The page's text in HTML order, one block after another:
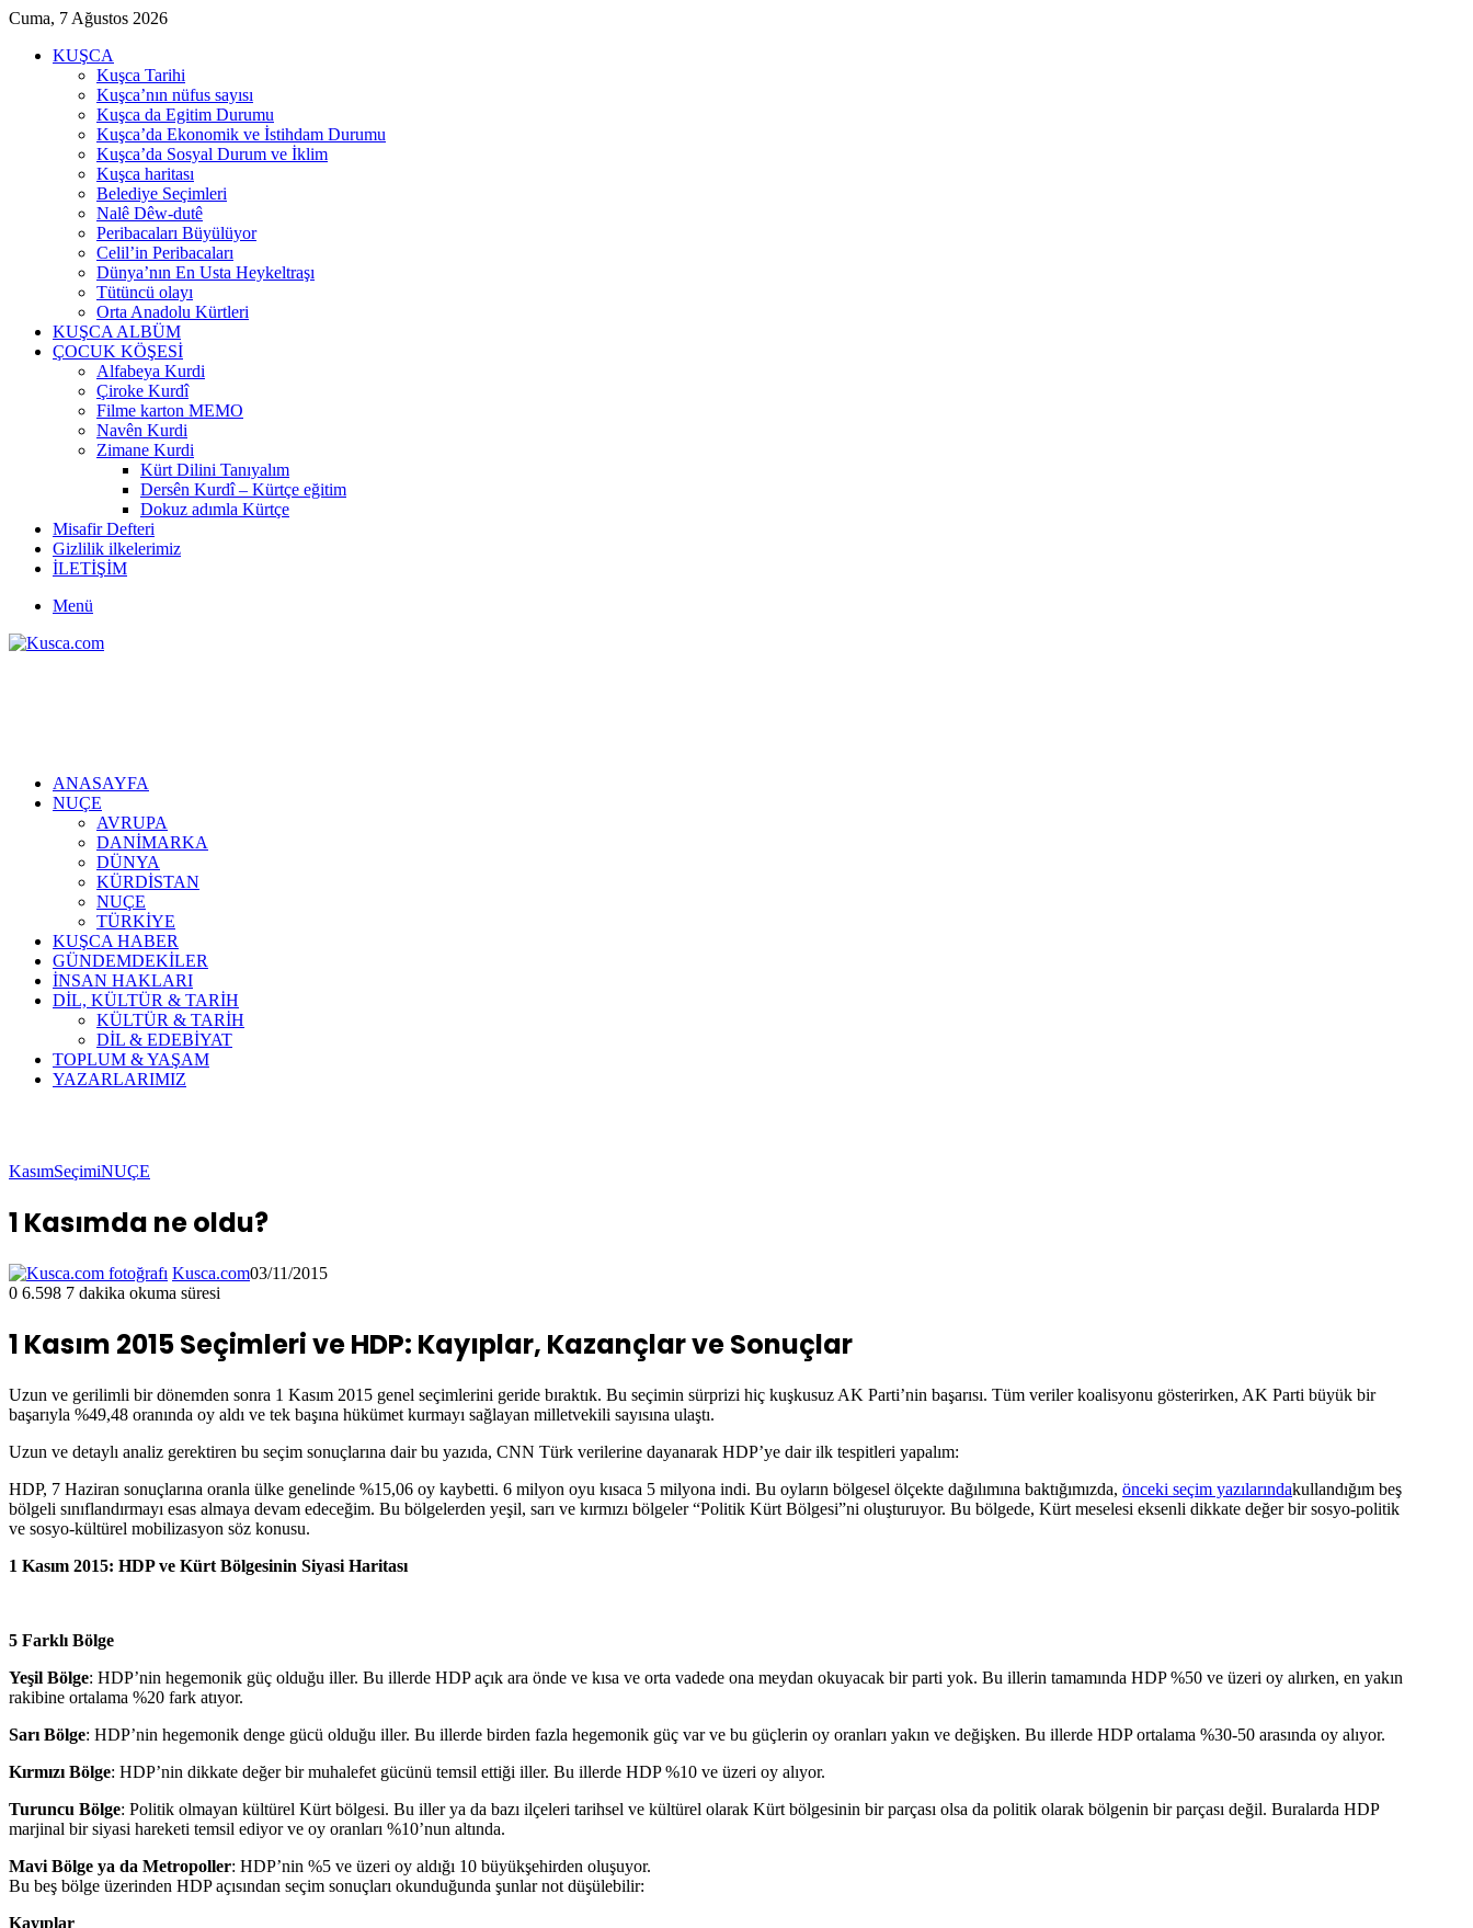
Cuma, 7 Ağustos 2026
KUŞCA
Kuşca Tarihi
Kuşca’nın nüfus sayısı
Kuşca da Egitim Durumu
Kuşca’da Ekonomik ve İstihdam Durumu
Kuşca’da Sosyal Durum ve İklim
Kuşca haritası
Belediye Seçimleri
Nalê Dêw-dutê
Peribacaları Büyülüyor
Celil’in Peribacaları
Dünya’nın En Usta Heykeltraşı
Tütüncü olayı
Orta Anadolu Kürtleri
KUŞCA ALBÜM
ÇOCUK KÖŞESİ
Alfabeya Kurdi
Çiroke Kurdî
Filme karton MEMO
Navên Kurdi
Zimane Kurdi
Kürt Dilini Tanıyalım
Dersên Kurdî – Kürtçe eğitim
Dokuz adımla Kürtçe
Misafir Defteri
Gizlilik ilkelerimiz
İLETİŞİM
Menü
ANASAYFA
NUÇE
AVRUPA
DANİMARKA
DÜNYA
KÜRDİSTAN
NUÇE
TÜRKİYE
KUŞCA HABER
GÜNDEMDEKİLER
İNSAN HAKLARI
DİL, KÜLTÜR & TARİH
KÜLTÜR & TARİH
DİL & EDEBİYAT
TOPLUM & YAŞAM
YAZARLARIMIZ
KasımSeçimiNUÇE
1 Kasımda ne oldu?
Kusca.com03/11/2015
0 6.598 7 dakika okuma süresi
1 Kasım 2015 Seçimleri ve HDP: Kayıplar, Kazançlar ve Sonuçlar
Uzun ve gerilimli bir dönemden sonra 1 Kasım 2015 genel seçimlerini geride bıraktık. Bu seçimin sürprizi hiç kuşkusuz AK Parti’nin başarısı. Tüm veriler koalisyonu gösterirken, AK Parti büyük bir
başarıyla %49,48 oranında oy aldı ve tek başına hükümet kurmayı sağlayan milletvekili sayısına ulaştı.
Uzun ve detaylı analiz gerektiren bu seçim sonuçlarına dair bu yazıda, CNN Türk verilerine dayanarak HDP’ye dair ilk tespitleri yapalım:
HDP, 7 Haziran sonuçlarına oranla ülke genelinde %15,06 oy kaybetti. 6 milyon oyu kısaca 5 milyona indi. Bu oyların bölgesel ölçekte dağılımına baktığımızda, önceki seçim yazılarındakullandığım beş
bölgeli sınıflandırmayı esas almaya devam edeceğim. Bu bölgelerden yeşil, sarı ve kırmızı bölgeler “Politik Kürt Bölgesi”ni oluşturuyor. Bu bölgede, Kürt meselesi eksenli dikkate değer bir sosyo-politik
ve sosyo-kültürel mobilizasyon söz konusu.
1 Kasım 2015: HDP ve Kürt Bölgesinin Siyasi Haritası
5 Farklı Bölge
Yeşil Bölge: HDP’nin hegemonik güç olduğu iller. Bu illerde HDP açık ara önde ve kısa ve orta vadede ona meydan okuyacak bir parti yok. Bu illerin tamamında HDP %50 ve üzeri oy alırken, en yakın
rakibine ortalama %20 fark atıyor.
Sarı Bölge: HDP’nin hegemonik denge gücü olduğu iller. Bu illerde birden fazla hegemonik güç var ve bu güçlerin oy oranları yakın ve değişken. Bu illerde HDP ortalama %30-50 arasında oy alıyor.
Kırmızı Bölge: HDP’nin dikkate değer bir muhalefet gücünü temsil ettiği iller. Bu illerde HDP %10 ve üzeri oy alıyor.
Turuncu Bölge: Politik olmayan kültürel Kürt bölgesi. Bu iller ya da bazı ilçeleri tarihsel ve kültürel olarak Kürt bölgesinin bir parçası olsa da politik olarak bölgenin bir parçası değil. Buralarda HDP
marjinal bir siyasi hareketi temsil ediyor ve oy oranları %10’nun altında.
Mavi Bölge ya da Metropoller: HDP’nin %5 ve üzeri oy aldığı 10 büyükşehirden oluşuyor.
Bu beş bölge üzerinden HDP açısından seçim sonuçları okunduğunda şunlar not düşülebilir:
Kayıplar